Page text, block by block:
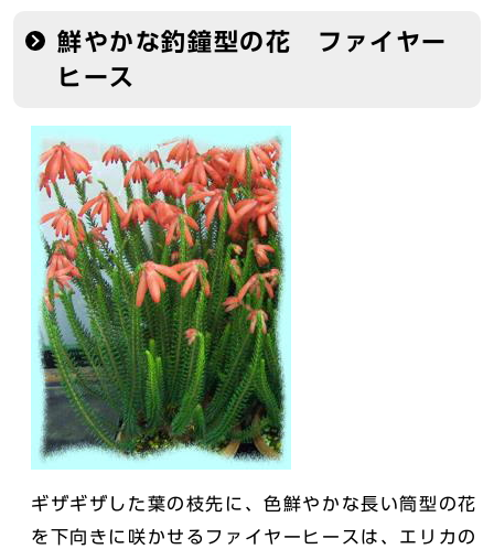
鮮やかな釣鐘型の花 ファイヤー
ヒース
ギザギザした葉の枝先に、色鮮やかな長い筒型の花
を下向きに咲かせるファイヤーヒースは、エリカの